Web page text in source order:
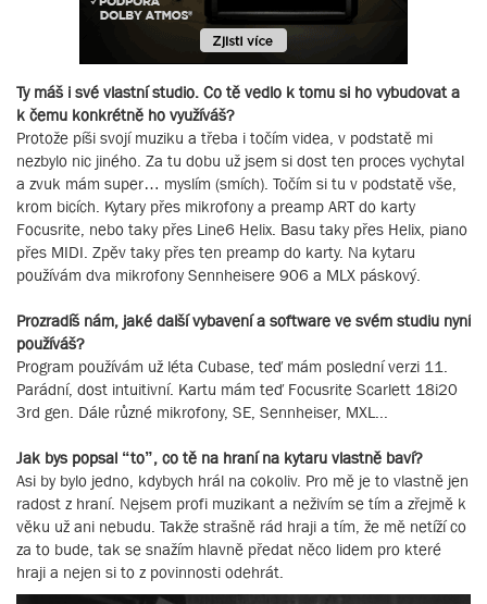
Ty máš i své vlastní studio. Co tě vedlo k tomu si ho vybudovat a
k čemu konkrétně ho využíváš?
Protože píši svojí muziku a třeba i točím videa, v podstatě mi
nezbylo nic jiného. Za tu dobu už jsem si dost ten proces vychytal
a zvuk mám super… myslím (smích). Točím si tu v podstatě vše,
krom bicích. Kytary přes mikrofony a preamp ART do karty
Focusrite, nebo taky přes Line6 Helix. Basu taky přes Helix, piano
přes MIDI. Zpěv taky přes ten preamp do karty. Na kytaru
používám dva mikrofony Sennheisere 906 a MLX páskový.
Prozradíš nám, jaké další vybavení a software ve svém studiu nyní
používáš?
Program používám už léta Cubase, teď mám poslední verzi 11.
Parádní, dost intuitivní. Kartu mám teď Focusrite Scarlett 18i20
3rd gen. Dále různé mikrofony, SE, Sennheiser, MXL...
Jak bys popsal “to”, co tě na hraní na kytaru vlastně baví?
Asi by bylo jedno, kdybych hrál na cokoliv. Pro mě je to vlastně jen
radost z hraní. Nejsem profi muzikant a neživím se tím a zřejmě k
věku už ani nebudu. Takže strašně rád hraji a tím, že mě netíží co
za to bude, tak se snažím hlavně předat něco lidem pro které
hraji a nejen si to z povinnosti odehrát.